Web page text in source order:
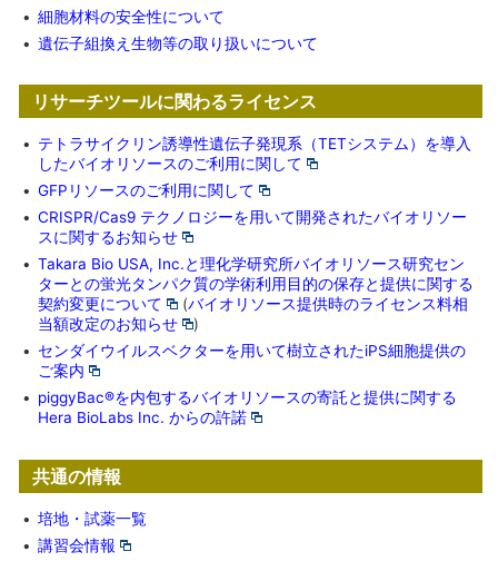
• 細胞材料の安全性について
• 遺伝子組換え生物等の取り扱いについて
リサーチツールに関わるライセンス
• テトラサイクリン誘導性遺伝子発現系（TETシステム）を導入
したバイオリソースのご利用に関して
• GFPリソースのご利用に関して
• CRISPR/Cas9 テクノロジーを用いて開発されたバイオリソー
スに関するお知らせ
• Takara Bio USA, Inc.と理化学研究所バイオリソース研究セン
ターとの蛍光タンパク質の学術利用目的の保存と提供に関する
契約変更について
(バイオリソース提供時のライセンス料相
当額改定のお知らせ
)
• センダイウイルスベクターを用いて樹立されたiPS細胞提供の
ご案内
• piggyBac®を内包するバイオリソースの寄託と提供に関する
Hera BioLabs Inc. からの許諾
共通の情報
• 培地・試薬一覧
• 講習会情報